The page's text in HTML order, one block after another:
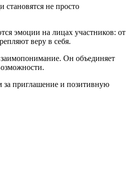
не просто
эмоции на лицах участников: от
веру в себя.
Он объединяет
за приглашение и позитивную